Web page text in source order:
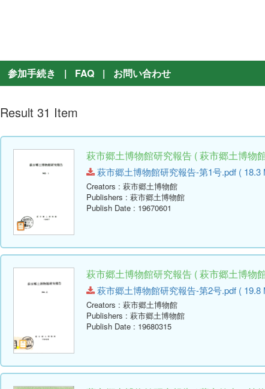
参加手続き | FAQ | お問い合わせ
Result 31 Item
萩市郷土博物館研究報告 ( 萩市郷土博物
萩市郷土博物館研究報告-第1号.pdf ( 18.3
Creators : 萩市郷土博物館
Publishers : 萩市郷土博物館
Publish Date : 19670601
萩市郷土博物館研究報告 ( 萩市郷土博物
萩市郷土博物館研究報告-第2号.pdf ( 19.8
Creators : 萩市郷土博物館
Publishers : 萩市郷土博物館
Publish Date : 19680315